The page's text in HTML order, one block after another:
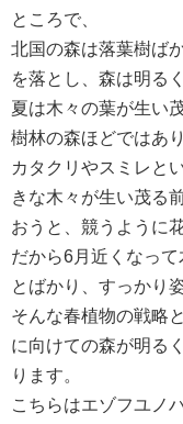
ところで、
北国の森は落葉樹ば
を落とし、森は明る
夏は木々の葉が生い
樹林の森ほどではあ
カタクリやスミレと
きな木々が生い茂る
おうと、競うように
だから6月近くなっ
とばかり、すっかり
そんな春植物の戦略
に向けての森が明る
ります。
こちらはエゾフユノ